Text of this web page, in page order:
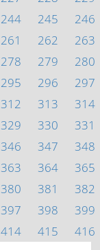
244 245 246
261 262 263
278 279 280
295 296 297
312 313 314
329 330 331
346 347 348
363 364 365
380 381 382
397 398 399
414 415 416